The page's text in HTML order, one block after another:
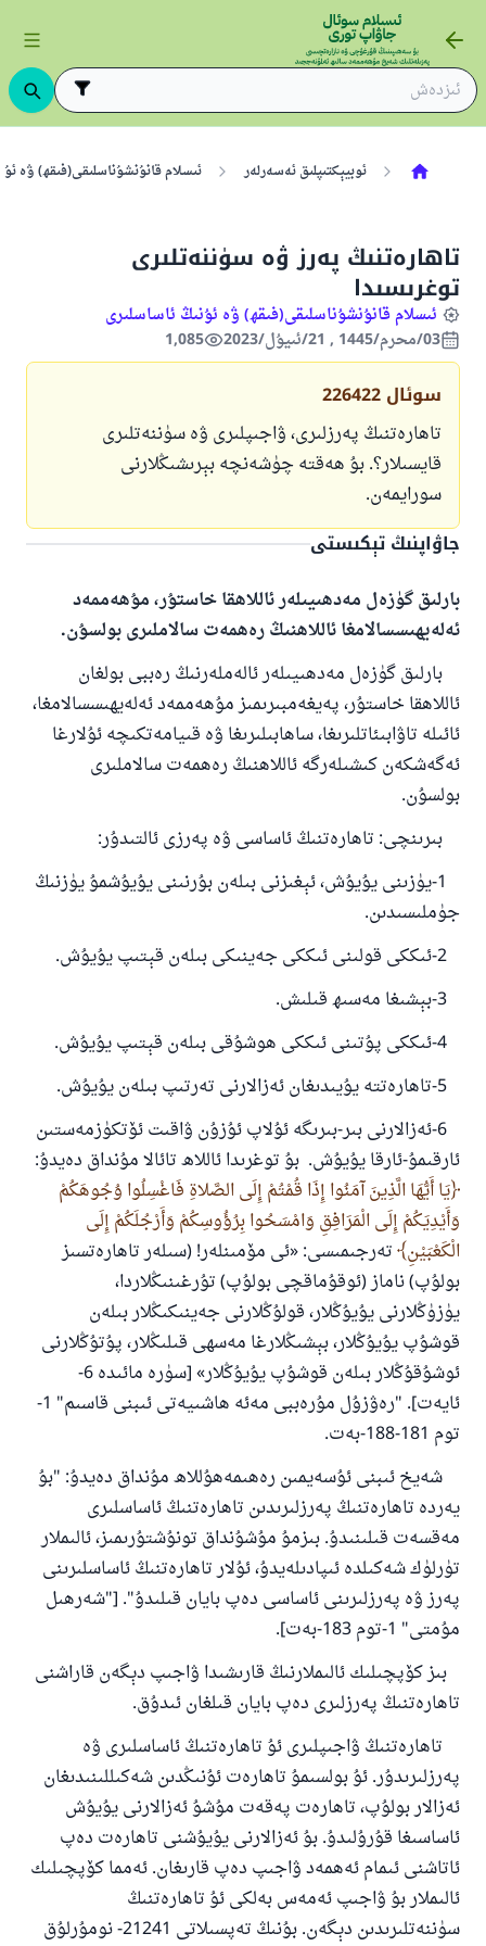
ئوبيېكتىپلىق ئەسەرلەر ئىسلام قانۇنشۇناسلىقى(فىقھ) ۋە
تاھارەتنىڭ پەرز ۋە سۈننەتلىرى
توغرىسىدا
ئىسلام قانۇنشۇناسلىقى(فىقھ) ۋە ئۇنىڭ ئاساسلىرى
03/محرم/1445 , 21/ئىيۇل/2023
1,085
سوئال 226422
تاھارەتنىڭ پەرزلىرى، ۋاجىپلىرى ۋە سۈننەتلىرى
قايسىلار؟. بۇ ھەقتە چۈشەنچە بېرىشىڭلارنى
سورايمەن.
جاۋاپنىڭ تېكىستى
بارلىق گۈزەل مەدھىيىلەر ئاللاھقا خاستۇر، مۇھەممەد
ئەلەيھىسسالامغا ئاللاھنىڭ رەھمەت سالاملىرى بولسۇن.
بارلىق گۈزەل مەدھىيىلەر ئالەملەرنىڭ رەببى بولغان
ئاللاھقا خاستۇر، پەيغەمبىرىمىز مۇھەممەد ئەلەيھىسسالامغا،
ئائىلە تاۋابىئاتلىرىغا، ساھابىلىرىغا ۋە قىيامەتكىچە ئۇلارغا
ئەگەشكەن كىشىلەرگە ئاللاھنىڭ رەھمەت سالاملىرى
بولسۇن.
بىرىنچى: تاھارەتنىڭ ئاساسى ۋە پەرزى ئالتىدۇر:
1-يۈزىنى يۇيۇش، ئېغىزنى بىلەن بۇرنىنى يۇيۇشمۇ يۈزنىڭ
جۈملىسىدىن.
6-ئەزالارنى بىر-بىرىگە ئۇلاپ ئۇزۇن ۋاقىت ئۆتكۈزمەستىن
ئارقىمۇ-ئارقا يۇيۇش. بۇ توغرىدا ئاللاھ تائالا مۇنداق دەيدۇ:
يَا أَيُّهَا الَّذِينَ آمَنُوا إِذَا قُمْتُمْ إِلَى الصَّلاةِ فَاغْسِلُوا وُجُوهَكُمْ
وَأَيْدِيَكُمْ إِلَى الْمَرَافِقِ وَامْسَحُوا بِرُؤُوسِكُمْ وَأَرْجُلَكُمْ إِلَى
الْكَعْبَيْنِ تەرجىمىسى: «ئى مۆمىنلەر! (سىلەر تاھارەتسىز
بولۇپ) ناماز (ئوقۇماقچى بولۇپ) تۇرغىنىڭلاردا،
يۈزۈڭلارنى يۇيۇڭلار، قولۇڭلارنى جەينىكىڭلار بىلەن
قوشۇپ يۇيۇڭلار، بېشىڭلارغا مەسھى قىلىڭلار، پۇتۇڭلارنى
ئوشۇقۇڭلار بىلەن قوشۇپ يۇيۇڭلار» [سۈرە مائىدە 6-
ئايەت]. "رەۋزۇل مۇرەببى مەئە ھاشىيەتى ئىبنى قاسىم" 1-
توم 181-188-بەت.
شەيخ ئىبنى ئۇسەيمىن رەھىمەھۇللاھ مۇنداق دەيدۇ: "بۇ
يەردە تاھارەتنىڭ پەرزلىرىدىن تاھارەتنىڭ ئاساسلىرى
مەقسەت قىلىنىدۇ. بىزمۇ مۇشۇنداق تونۇشتۇرىمىز، ئالىملار
تۈرلۈك شەكىلدە ئىپادىلەيدۇ، ئۇلار تاھارەتنىڭ ئاساسلىرىنى
پەرز ۋە پەرزلىرىنى ئاساسى دەپ بايان قىلىدۇ". ["شەرھىل
مۇمتى" 1-توم 183-بەت].
بىز كۆپچىلىك ئالىملارنىڭ قارىشىدا ۋاجىپ دېگەن قاراشنى
تاھارەتنىڭ پەرزلىرى دەپ بايان قىلغان ئىدۇق.
تاھارەتنىڭ ۋاجىپلىرى ئۇ تاھارەتنىڭ ئاساسلىرى ۋە
پەرزلىرىدۇر. ئۇ بولسىمۇ تاھارەت ئۇنىڭدىن شەكىللىنىدىغان
ئەزالار بولۇپ، تاھارەت پەقەت مۇشۇ ئەزالارنى يۇيۇش
ئاساسىغا قۇرۇلىدۇ. بۇ ئەزالارنى يۇيۇشنى تاھارەت دەپ
ئاتاشنى ئىمام ئەھمەد ۋاجىپ دەپ قارىغان. ئەمما كۆپچىلىك
ئالىملار بۇ ۋاجىپ ئەمەس بەلكى ئۇ تاھارەتنىڭ
سۈننەتلىرىدىن دېگەن. بۇنىڭ تەپسىلاتى 21241- نومۇرلۇق